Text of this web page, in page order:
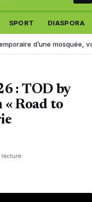
SPORT DIASPORA
mosquée, voici
: TOD by
« Road to
lecture